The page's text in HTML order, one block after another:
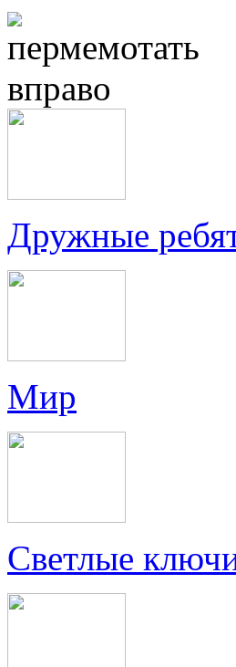
Дружные
Мир
Светлые